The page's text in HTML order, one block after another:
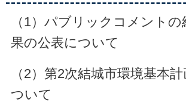
（1）パブリックコメント
果の公表について
（2）第2次結城市環境基本
ついて